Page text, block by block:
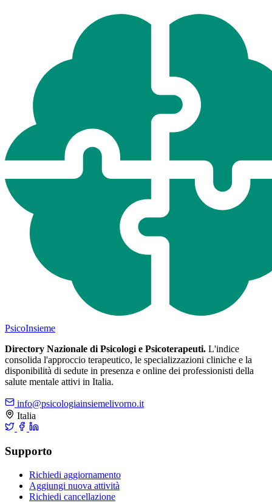
PsicoInsieme
Directory Nazionale di Psicologi e Psicoterapeuti. L'indice
consolida l'approccio terapeutico, le specializzazioni cliniche e la
disponibilità di sedute in presenza e online dei professionisti della
salute mentale attivi in Italia.
info@psicologiainsiemelivorno.it
Italia
Supporto
Richiedi aggiornamento
Aggiungi nuova attività
Richiedi cancellazione